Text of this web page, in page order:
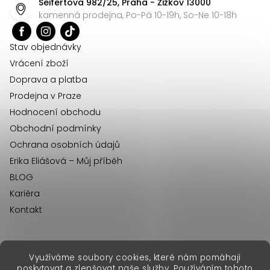
Využíváme soubory cookies, které nám pomáhají
kamenná prodejna, Po-Pá 10-19h, So-Ne 10-18h
Stav objednávky
Vrácení zboží
Doprava a platba
Prodejna v Praze
Hodnocení obchodu
Obchodní podmínky
Ochrana osobních údajů
Erika Eliášová – Můj příběh
BLOG
Kariéra
Kontakt
erikafashion.sk